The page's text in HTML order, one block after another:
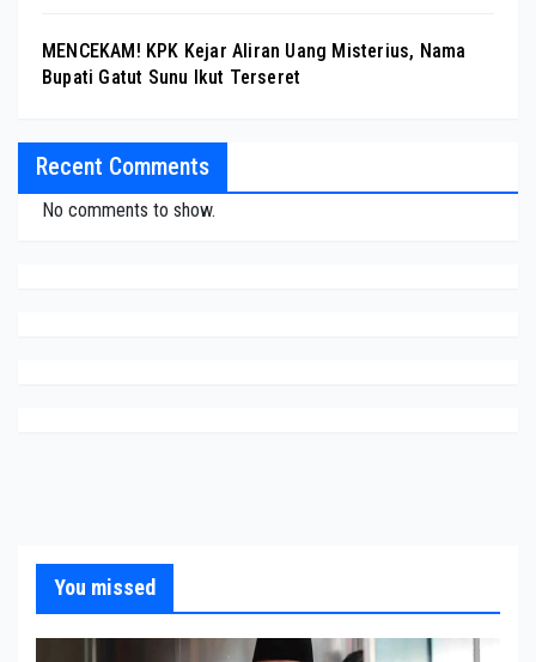
MENCEKAM! KPK Kejar Aliran Uang Misterius, Nama
Bupati Gatut Sunu Ikut Terseret
Recent Comments
No comments to show.
You missed